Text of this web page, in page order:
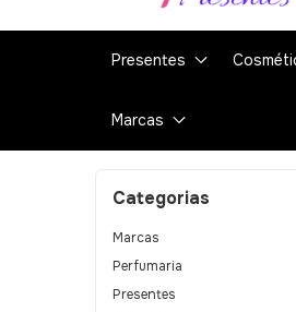
Presentes
Marcas
Categorias
Marcas
Perfumaria
Presentes